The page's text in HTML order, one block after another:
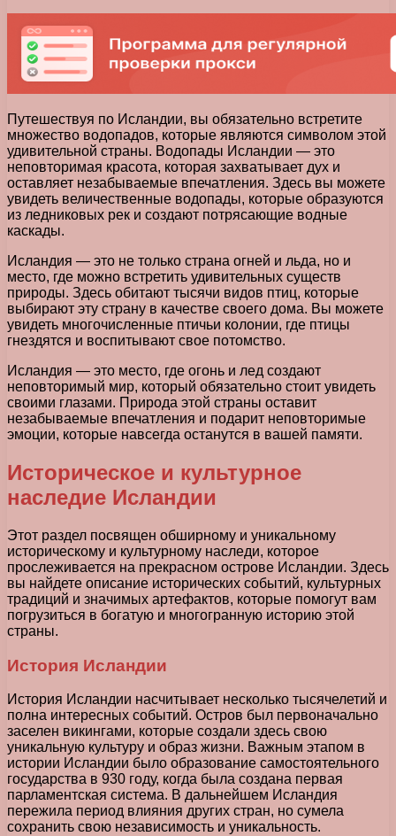
Путешествуя по Исландии, вы обязательно встретите
множество водопадов, которые являются символом этой
удивительной страны. Водопады Исландии — это
неповторимая красота, которая захватывает дух и
оставляет незабываемые впечатления. Здесь вы можете
увидеть величественные водопады, которые образуются
из ледниковых рек и создают потрясающие водные
каскады.
Исландия — это не только страна огней и льда, но и
место, где можно встретить удивительных существ
природы. Здесь обитают тысячи видов птиц, которые
выбирают эту страну в качестве своего дома. Вы можете
увидеть многочисленные птичьи колонии, где птицы
гнездятся и воспитывают свое потомство.
Исландия — это место, где огонь и лед создают
неповторимый мир, который обязательно стоит увидеть
своими глазами. Природа этой страны оставит
незабываемые впечатления и подарит неповторимые
эмоции, которые навсегда останутся в вашей памяти.
Историческое и культурное
наследие Исландии
Этот раздел посвящен обширному и уникальному
историческому и культурному наследи, которое
прослеживается на прекрасном острове Исландии. Здесь
вы найдете описание исторических событий, культурных
традиций и значимых артефактов, которые помогут вам
погрузиться в богатую и многогранную историю этой
страны.
История Исландии
История Исландии насчитывает несколько тысячелетий и
полна интересных событий. Остров был первоначально
заселен викингами, которые создали здесь свою
уникальную культуру и образ жизни. Важным этапом в
истории Исландии было образование самостоятельного
государства в 930 году, когда была создана первая
парламентская система. В дальнейшем Исландия
пережила период влияния других стран, но сумела
сохранить свою независимость и уникальность.